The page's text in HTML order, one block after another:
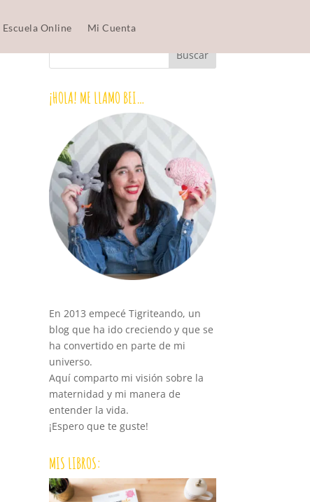
Escuela Online Mi Cuenta
¡HOLA! ME LLAMO BEI…
En 2013 empecé Tigriteando, un
blog que ha ido creciendo y que se
ha convertido en parte de mi
universo.
Aquí comparto mi visión sobre la
maternidad y mi manera de
entender la vida.
¡Espero que te guste!
MIS LIBROS: